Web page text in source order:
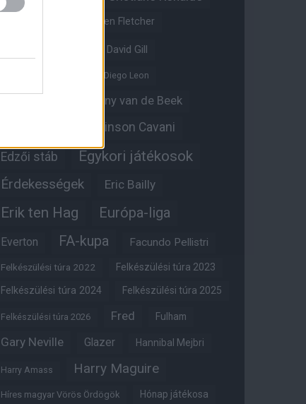
Darren Fletcher
David Gill
Diego Leon
Donny van de Beek
Edinson Cavani
Edzői stáb Egykori játékosok
Érdekességek Eric Bailly
Erik ten Hag Európa-liga
Everton FA-kupa Facundo Pellistri
Felkészülési túra 2022 Felkészülési túra 2023
Felkészülési túra 2024 Felkészülési túra 2025
Felkészülési túra 2026 Fred Fulham
Gary Neville Glazer Hannibal Mejbri
Harry Amass Harry Maguire
Híres magyar Vörös Ördögök Hónap játékosa